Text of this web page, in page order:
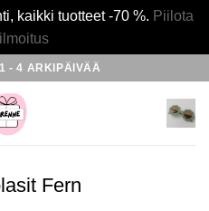
kaikki tuotteet -70 %. Piilota
- 4 ARKIPÄIVÄÄ
Fern